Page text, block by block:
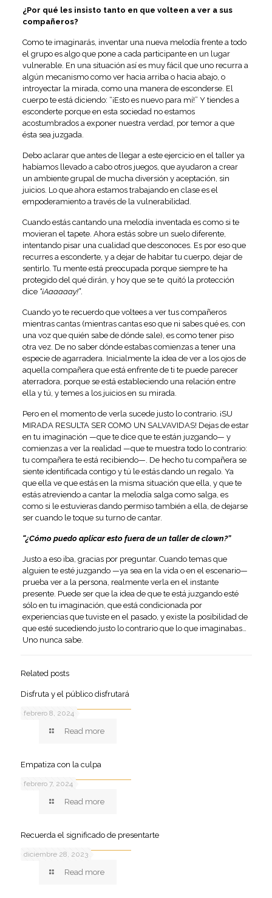
¿Por qué les insisto tanto en que volteen a ver a sus
compañeros?
Como te imaginarás, inventar una nueva melodía frente a todo
el grupo es algo que pone a cada participante en un lugar
vulnerable. En una situación así es muy fácil que uno recurra a
algún mecanismo como ver hacia arriba o hacia abajo, o
introyectar la mirada, como una manera de esconderse. El
cuerpo te está diciendo: “¡Esto es nuevo para mí!” Y tiendes a
esconderte porque en esta sociedad no estamos
acostumbrados a exponer nuestra verdad, por temor a que
ésta sea juzgada.
Debo aclarar que antes de llegar a este ejercicio en el taller ya
habíamos llevado a cabo otros juegos, que ayudaron a crear
un ambiente grupal de mucha diversión y aceptación, sin
juicios. Lo que ahora estamos trabajando en clase es el
empoderamiento a través de la vulnerabilidad.
Cuando estás cantando una melodía inventada es como si te
movieran el tapete. Ahora estás sobre un suelo diferente,
intentando pisar una cualidad que desconoces. Es por eso que
recurres a esconderte, y a dejar de habitar tu cuerpo, dejar de
sentirlo. Tu mente está preocupada porque siempre te ha
protegido del qué dirán, y hoy que se te quitó la protección
dice “¡Aaaaaay!”.
Cuando yo te recuerdo que voltees a ver tus compañeros
mientras cantas (mientras cantas eso que ni sabes qué es, con
una voz que quién sabe de dónde sale), es como tener piso
otra vez. De no saber dónde estabas comienzas a tener una
especie de agarradera. Inicialmente la idea de ver a los ojos de
aquella compañera que está enfrente de ti te puede parecer
aterradora, porque se está estableciendo una relación entre
ella y tú, y temes a los juicios en su mirada.
Pero en el momento de verla sucede justo lo contrario. ¡SU
MIRADA RESULTA SER COMO UN SALVAVIDAS! Dejas de estar
en tu imaginación —que te dice que te están juzgando— y
comienzas a ver la realidad —que te muestra todo lo contrario:
tu compañera te está recibiendo—. De hecho tu compañera se
siente identificada contigo y tú le estás dando un regalo. Ya
que ella ve que estás en la misma situación que ella, y que te
estás atreviendo a cantar la melodía salga como salga, es
como si le estuvieras dando permiso también a ella, de dejarse
ser cuando le toque su turno de cantar.
“¿Cómo puedo aplicar esto fuera de un taller de clown?”
Justo a eso iba, gracias por preguntar. Cuando temas que
alguien te esté juzgando —ya sea en la vida o en el escenario—
prueba ver a la persona, realmente verla en el instante
presente. Puede ser que la idea de que te está juzgando esté
sólo en tu imaginación, que está condicionada por
experiencias que tuviste en el pasado, y existe la posibilidad de
que esté sucediendo justo lo contrario que lo que imaginabas…
Uno nunca sabe.
Related posts
febrero 8, 2024
Disfruta y el público disfrutará
Read more
febrero 7, 2024
Empatiza con la culpa
Read more
diciembre 28, 2023
Recuerda el significado de presentarte
Read more